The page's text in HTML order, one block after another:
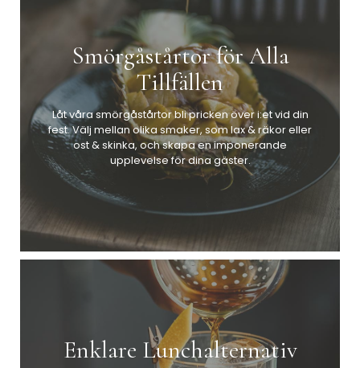
Smörgåstårtor för Alla
Tillfällen
Låt våra smörgåstårtor bli pricken över i:et vid din
fest. Välj mellan olika smaker, som lax & räkor eller
ost & skinka, och skapa en imponerande
upplevelse för dina gäster.
Enklare Lunchalternativ